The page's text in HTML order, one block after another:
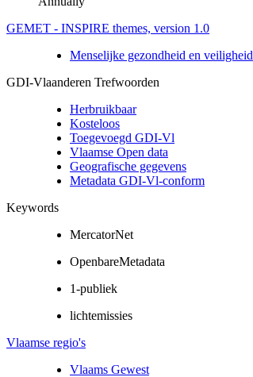
GEMET - INSPIRE themes, version 1.0
Menselijke gezondheid en veiligheid
GDI-Vlaanderen Trefwoorden
Herbruikbaar
Kosteloos
Toegevoegd GDI-Vl
Vlaamse Open data
Geografische gegevens
Metadata GDI-Vl-conform
Keywords
MercatorNet
OpenbareMetadata
1-publiek
lichtemissies
Vlaamse regio's
Vlaams Gewest